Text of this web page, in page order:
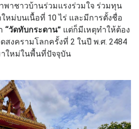
พาชาวบ้านร่วมแรงร่วมใจ ร่วมทุน
หม่บนเนื้อที่ 10 ไร่ และมีการตั้งชื่อ
“วัดทับกระดาน” แต่ก็มีเหตุทำให้ต้อง
สงครามโลกครั้งที่ 2 ในปี พ.ศ. 2484
ใหม่ในพื้นที่ปัจจุบัน